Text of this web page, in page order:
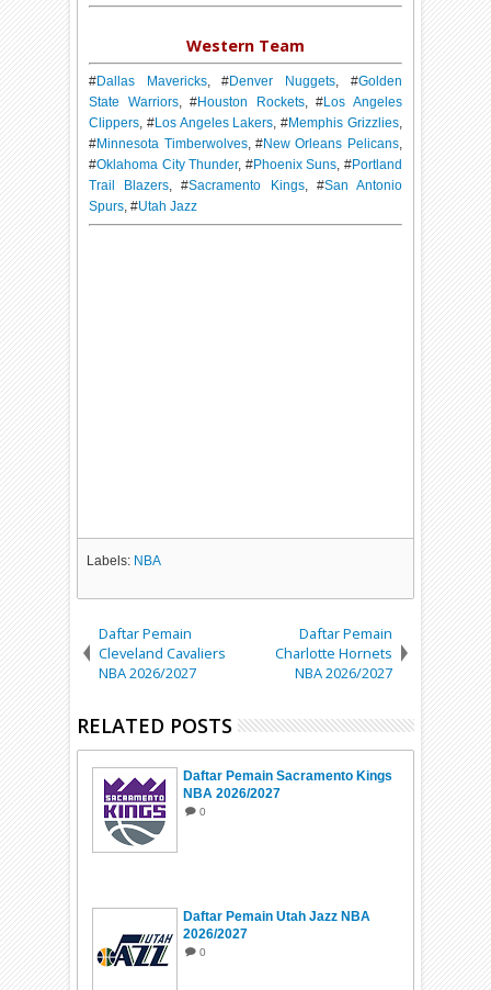
Western Team
#Dallas Mavericks, #Denver Nuggets, #Golden
State Warriors, #Houston Rockets, #Los Angeles
Clippers, #Los Angeles Lakers, #Memphis Grizzlies,
#Minnesota Timberwolves, #New Orleans Pelicans,
#Oklahoma City Thunder, #Phoenix Suns, #Portland
Trail Blazers, #Sacramento Kings, #San Antonio
Spurs, #Utah Jazz
Labels: NBA
Daftar Pemain
Cleveland Cavaliers
NBA 2026/2027
Daftar Pemain
Charlotte Hornets
NBA 2026/2027
RELATED POSTS
Daftar Pemain Sacramento Kings
NBA 2026/2027
0
Daftar Pemain Utah Jazz NBA
2026/2027
0